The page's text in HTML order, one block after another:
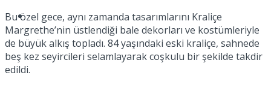
Türkiye
No Result
View All Result
Bu özel gece, aynı zamanda tasarımlarını Kraliçe
Margrethe’nin üstlendiği bale dekorları ve kostümleriyle
de büyük alkış topladı. 84 yaşındaki eski kraliçe, sahnede
beş kez seyircileri selamlayarak coşkulu bir şekilde takdir
edildi.